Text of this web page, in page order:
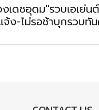
เดชอุดม"รวบเอเย่น
ง-ไม่รอช้าบุกรวบทั